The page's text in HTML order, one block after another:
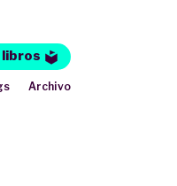
libros
Archivo